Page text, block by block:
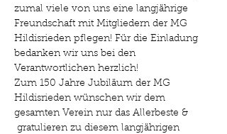
zumal viele von uns eine langjährige
Freundschaft mit Mitgliedern der MG
Hildisrieden pflegen! Für die Einladung
bedanken wir uns bei den
Verantwortlichen herzlich!
Zum 150 Jahre Jubiläum der MG
Hildisrieden wünschen wir dem
gesamten Verein nur das Allerbeste &
gratulieren zu diesem langjährigen